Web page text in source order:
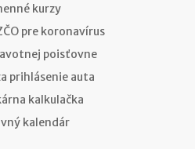
kurzy
pre koronavírus
poisťovne
prihlásenie auta
kalkulačka
kalendár